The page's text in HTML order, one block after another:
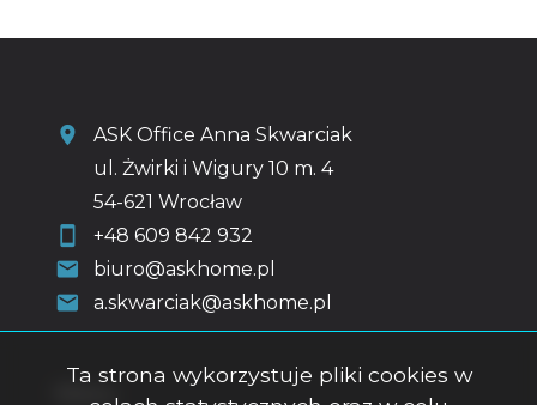
ASK Office Anna Skwarciak
ul. Żwirki i Wigury 10 m. 4
54-621 Wrocław
+48 609 842 932
biuro@askhome.pl
a.skwarciak@askhome.pl
Ta strona wykorzystuje pliki cookies w